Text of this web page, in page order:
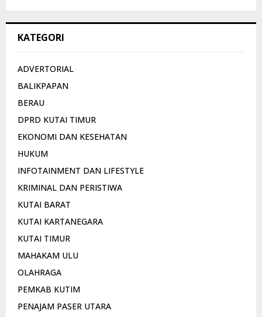
KATEGORI
ADVERTORIAL
BALIKPAPAN
BERAU
DPRD KUTAI TIMUR
EKONOMI DAN KESEHATAN
HUKUM
INFOTAINMENT DAN LIFESTYLE
KRIMINAL DAN PERISTIWA
KUTAI BARAT
KUTAI KARTANEGARA
KUTAI TIMUR
MAHAKAM ULU
OLAHRAGA
PEMKAB KUTIM
PENAJAM PASER UTARA